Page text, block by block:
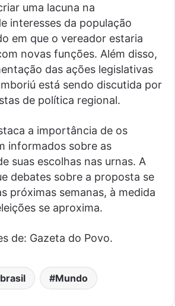
uma lacuna na
interesses da população
em que o vereador estaria
novas funções. Além disso,
das ações legislativas
está sendo discutida por
de política regional.
a importância de os
informados sobre as
suas escolhas nas urnas. A
debates sobre a proposta se
próximas semanas, à medida
se aproxima.
de: Gazeta do Povo.
brasil Mundo